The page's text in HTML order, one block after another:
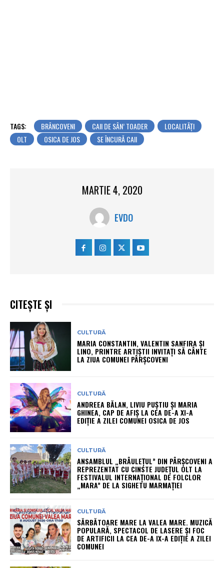
TAGS: BRÂNCOVENI CAII DE SÂN’ TOADER
LOCALITĂŢI
OLT
OSICA DE JOS SE ÎNCURĂ CAII
MARTIE 4, 2020
EVDO
CITEȘTE ȘI
CULTURĂ
MARIA CONSTANTIN, VALENTIN SANFIRA ȘI
LINO, PRINTRE ARTIȘTII INVITAȚI SĂ CÂNTE
LA ZIUA COMUNEI PÂRȘCOVENI
CULTURĂ
ANDREEA BĂLAN, LIVIU PUȘTIU ȘI MARIA
GHINEA, CAP DE AFIȘ LA CEA DE-A XI-A
EDIȚIE A ZILEI COMUNEI OSICA DE JOS
CULTURĂ
ANSAMBLUL „BRÂULEȚUL” DIN PÂRȘCOVENI A
REPREZENTAT CU CINSTE JUDEȚUL OLT LA
FESTIVALUL INTERNAȚIONAL DE FOLCLOR
„MARA” DE LA SIGHETU MARMAȚIEI
CULTURĂ
SĂRBĂTOARE MARE LA VALEA MARE. MUZICĂ
POPULARĂ, SPECTACOL DE LASERE ȘI FOC
DE ARTIFICII LA CEA DE-A IX-A EDIȚIE A ZILEI
COMUNEI